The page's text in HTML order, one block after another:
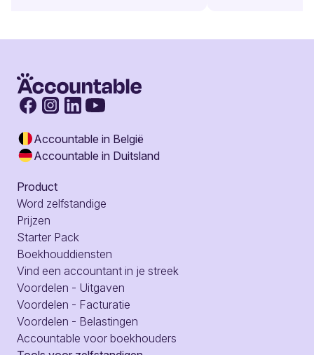
Accountable in België
Accountable in Duitsland
Product
Word zelfstandige
Prijzen
Starter Pack
Boekhouddiensten
Vind een accountant in je streek
Voordelen - Uitgaven
Voordelen - Facturatie
Voordelen - Belastingen
Accountable voor boekhouders